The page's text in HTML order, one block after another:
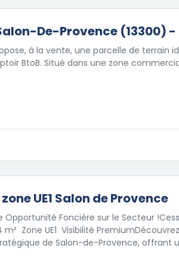
De-Provence (13300) -
à la vente, une parcelle de terrain
BtoB. Situé dans une zone
UE1 Salon de Provence
Opportunité Foncière sur le Secteur
 Zone UE1  Visibilité
de Salon-de-Provence, offrant